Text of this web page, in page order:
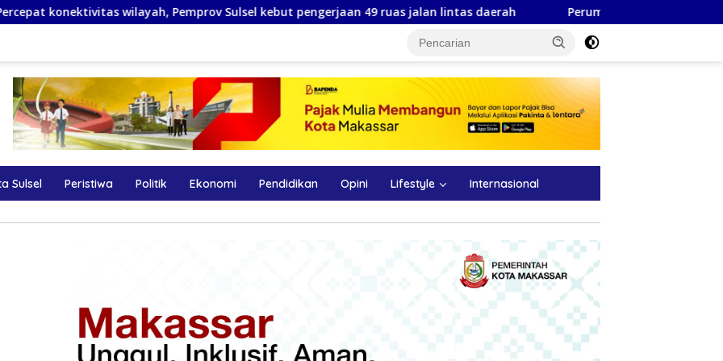
Pemprov Sulsel kebut pengerjaan 49 ruas jalan lintas daerah Perumda TM Palopo Umumkan Perbaikan Pipa Air
Sulsel Peristiwa Politik Ekonomi Pendidikan Opini Lifestyle Internasional